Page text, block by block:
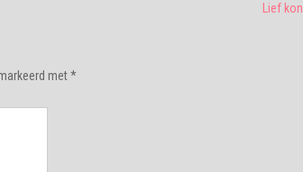
Lief
met*